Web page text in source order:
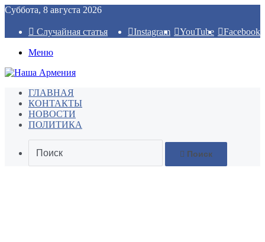
Суббота, 8 августа 2026
Facebook
YouTube
Instagram
Случайная статья
Меню
ГЛАВНАЯ
КОНТАКТЫ
НОВОСТИ
ПОЛИТИКА
Поиск